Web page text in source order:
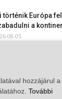
történik Európa
a
08-05
a
–
08-05 hozzájárul a
További